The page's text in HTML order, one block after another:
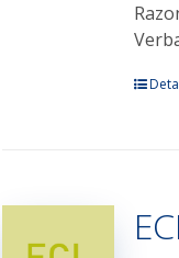
Este
Las